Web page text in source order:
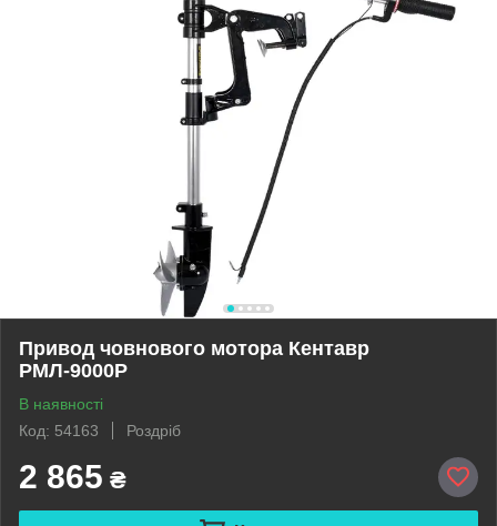
Привод човнового мотора Кентавр
РМЛ-9000Р
В наявності
Код: 54163
Роздріб
2 865 ₴